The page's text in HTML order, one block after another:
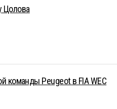
Цолова
команды Peugeot в FIA WEC